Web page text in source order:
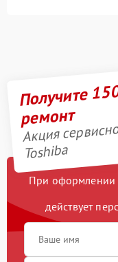
Получите
ремонт
Акция
Toshiba
При оформлении
действует